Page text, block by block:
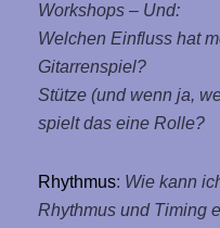
Workshops – Und:
Welchen Einfluss hat
Gitarrenspiel?
Stütze (und wenn ja,
spielt das eine Rolle?
Rhythmus: Wie kann
Rhythmus und Timing